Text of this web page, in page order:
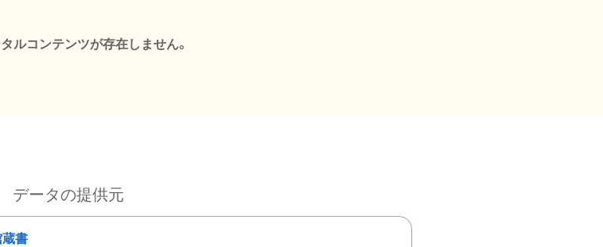
ルコンテンツが存在しません。
データの提供元
書